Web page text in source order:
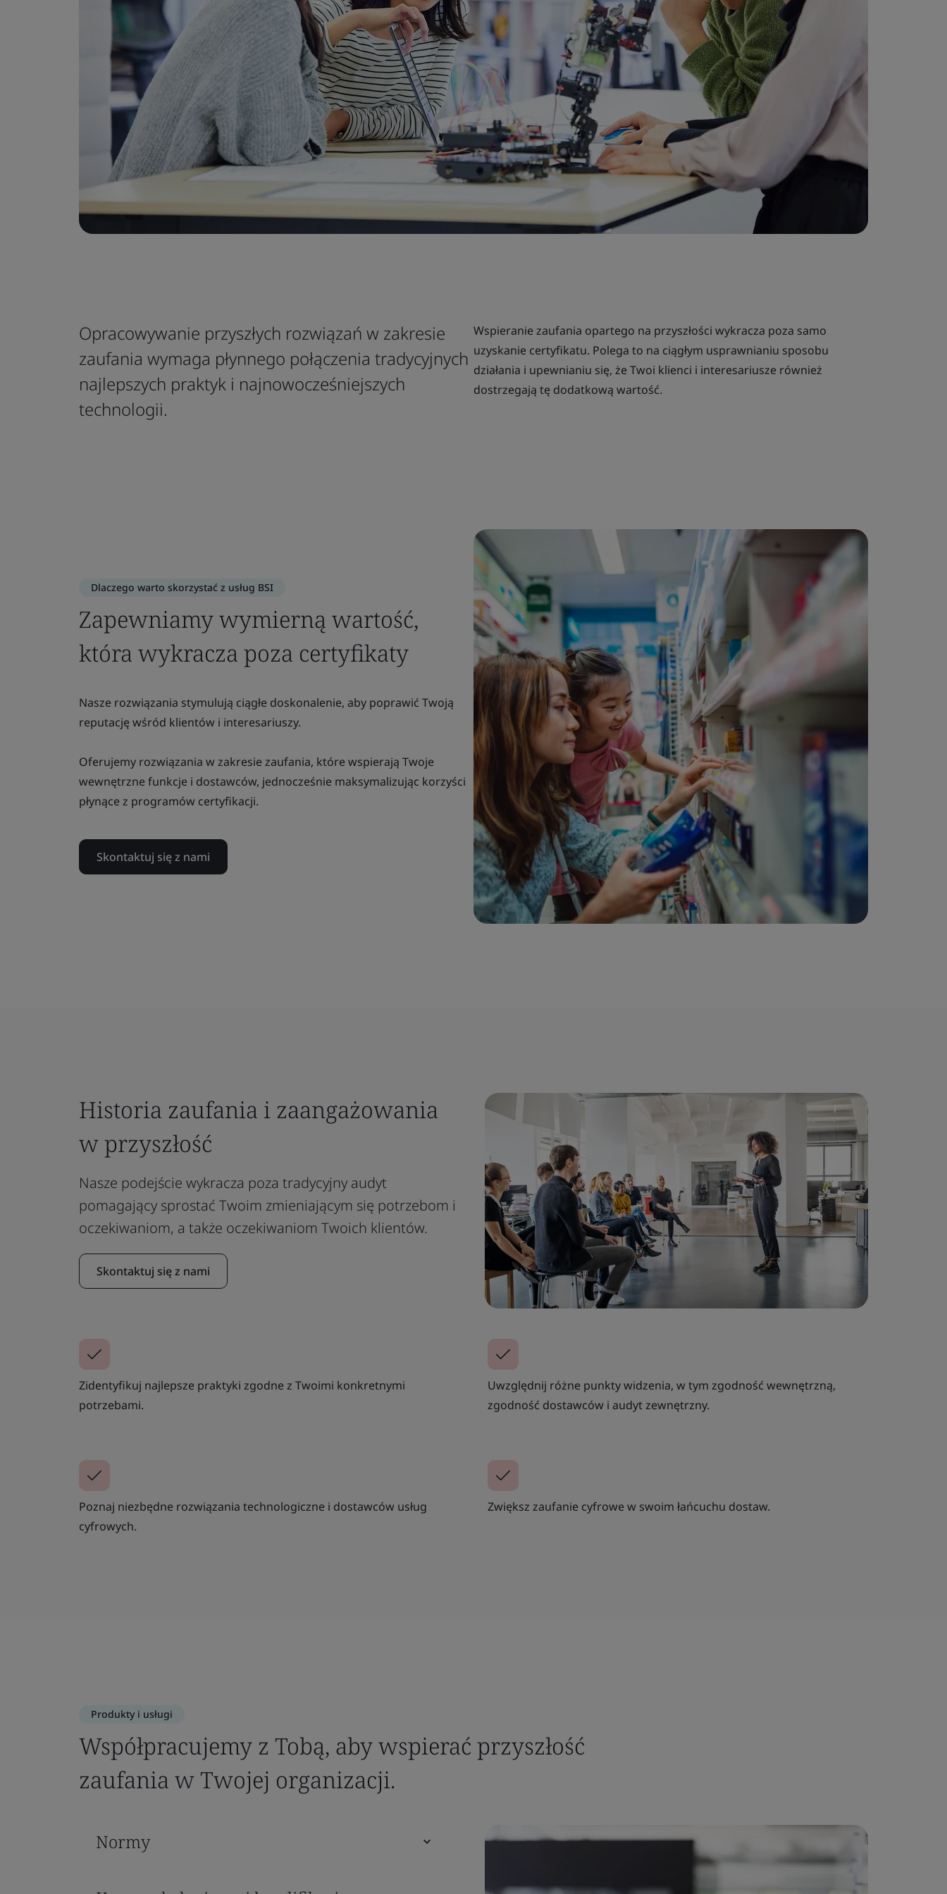
Opracowywanie przyszłych rozwiązań w zakresie
zaufania wymaga płynnego połączenia tradycyjnych
najlepszych praktyk i najnowocześniejszych
technologii.
Wspieranie zaufania opartego na przyszłości wykracza poza samo
uzyskanie certyfikatu. Polega to na ciągłym usprawnianiu sposobu
działania i upewnianiu się, że Twoi klienci i interesariusze również
dostrzegają tę dodatkową wartość.
Dlaczego warto skorzystać z usług BSI
Zapewniamy wymierną wartość,
która wykracza poza certyfikaty
Nasze rozwiązania stymulują ciągłe doskonalenie, aby poprawić Twoją
reputację wśród klientów i interesariuszy.
Oferujemy rozwiązania w zakresie zaufania, które wspierają Twoje
wewnętrzne funkcje i dostawców, jednocześnie maksymalizując korzyści
płynące z programów certyfikacji.
Skontaktuj się z nami
Historia zaufania i zaangażowania
w przyszłość
Nasze podejście wykracza poza tradycyjny audyt
pomagający sprostać Twoim zmieniającym się potrzebom i
oczekiwaniom, a także oczekiwaniom Twoich klientów.
Skontaktuj się z nami
Zidentyfikuj najlepsze praktyki zgodne z Twoimi konkretnymi
potrzebami.
Uwzględnij różne punkty widzenia, w tym zgodność wewnętrzną,
zgodność dostawców i audyt zewnętrzny.
Poznaj niezbędne rozwiązania technologiczne i dostawców usług
cyfrowych.
Zwiększ zaufanie cyfrowe w swoim łańcuchu dostaw.
Produkty i usługi
Współpracujemy z Tobą, aby wspierać przyszłość
zaufania w Twojej organizacji.
Normy